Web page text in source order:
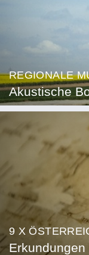
REGIONALE
Akustische
9 X